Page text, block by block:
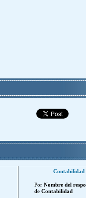
Contabilidad
Por Nombre del
de Contabilidad